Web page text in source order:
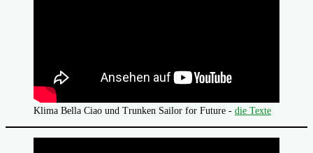
Klima Bella Ciao und Trunken Sailor for Future - die Texte